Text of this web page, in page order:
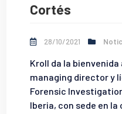
Cortés
28/10/2021
Kroll da la
managing director y
Forensic
Iberia, con sede en la